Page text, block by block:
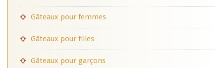
Gâteaux pour femmes
Gâteaux pour filles
Gâteaux pour garçons